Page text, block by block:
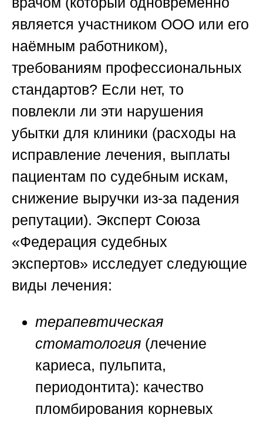
является участником ООО или его
наёмным работником),
требованиям профессиональных
стандартов? Если нет, то
повлекли ли эти нарушения
убытки для клиники (расходы на
исправление лечения, выплаты
пациентам по судебным искам,
снижение выручки из-за падения
репутации). Эксперт Союза
«Федерация судебных
экспертов» исследует следующие
виды лечения:
терапевтическая
стоматология (лечение
кариеса, пульпита,
периодонтита): качество
пломбирования корневых